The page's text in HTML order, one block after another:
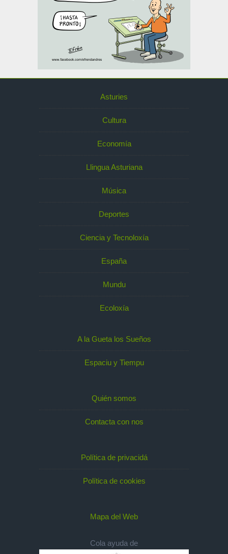
Asturies
Cultura
Economía
Llingua Asturiana
Música
Deportes
Ciencia y Tecnoloxía
España
Mundu
Ecoloxía
A la Gueta los Sueños
Espaciu y Tiempu
Quién somos
Contacta con nos
Política de privacidá
Política de cookies
Mapa del Web
Cola ayuda de